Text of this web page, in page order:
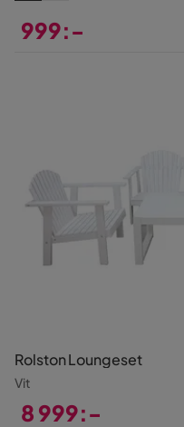
999:-
Rolston Loungeset
Vit
8 999:-